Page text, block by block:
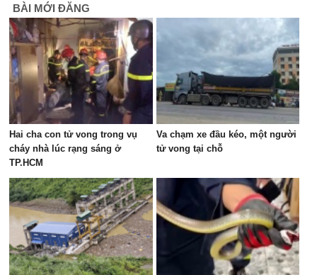
BÀI MỚI ĐĂNG
Hai cha con tử vong trong vụ
cháy nhà lúc rạng sáng ở
TP.HCM
Va chạm xe đầu kéo, một người
tử vong tại chỗ